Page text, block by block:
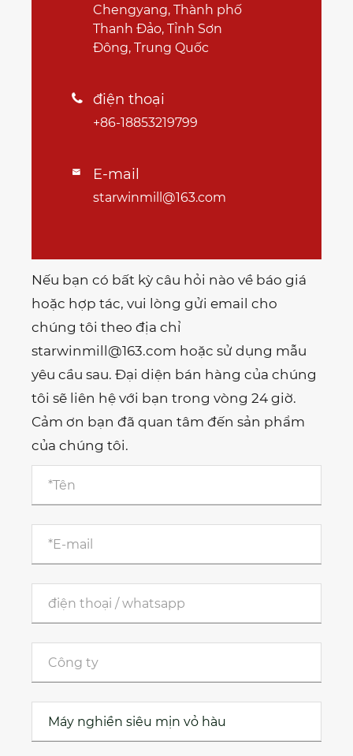
Chengyang, Thành phố
Thanh Đảo, Tỉnh Sơn
Đông, Trung Quốc
 điện thoại
+86-18853219799
 E-mail
starwinmill@163.com
Nếu bạn có bất kỳ câu hỏi nào về báo giá
hoặc hợp tác, vui lòng gửi email cho
chúng tôi theo địa chỉ
starwinmill@163.com hoặc sử dụng mẫu
yêu cầu sau. Đại diện bán hàng của chúng
tôi sẽ liên hệ với bạn trong vòng 24 giờ.
Cảm ơn bạn đã quan tâm đến sản phẩm
của chúng tôi.